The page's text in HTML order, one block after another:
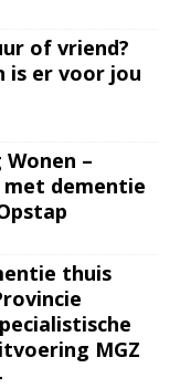
of vriend?
is er voor jou
–
met dementie
thuis
MGZ